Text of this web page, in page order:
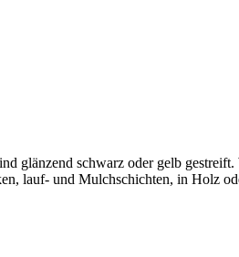
schwarz oder gelb
und Mulchschichten, in Holz